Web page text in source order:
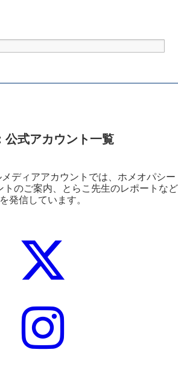
公式アカウント一覧
ディアアカウントでは、ホメオパシー
トのご案内、とらこ先生のレポートなど
を発信しています。